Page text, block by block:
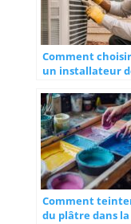
Comment choisir
un installateur
Rochelle pour
optimiser votre
confort
énergétique
Comment
du plâtre dans la